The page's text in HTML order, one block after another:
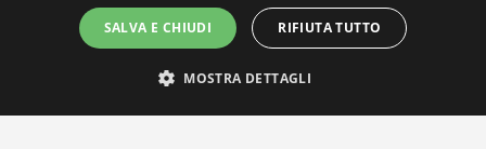
SALVA E CHIUDI RIFIUTA TUTTO
MOSTRA DETTAGLI